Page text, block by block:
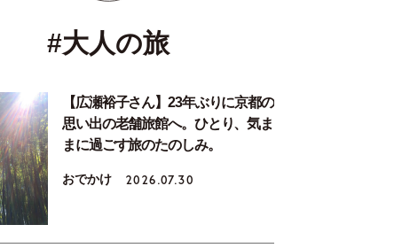
#大人の旅
【広瀬裕子さん】23年ぶりに京都の
思い出の老舗旅館へ。ひとり、気ま
まに過ごす旅のたのしみ。
おでかけ 2026.07.30